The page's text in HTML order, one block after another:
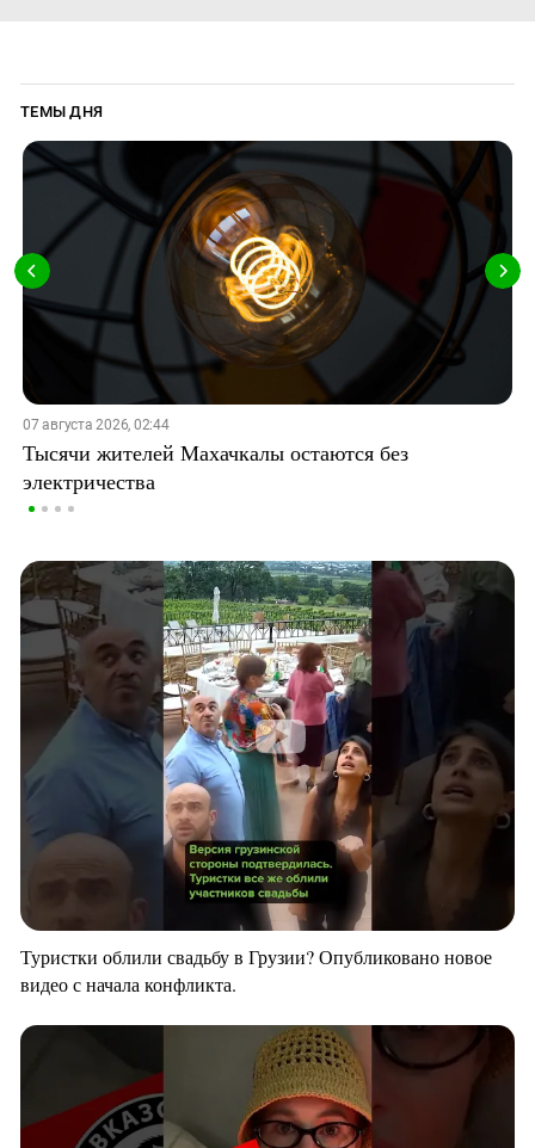
ТЕМЫ ДНЯ
07 августа 2026, 02:44
Тысячи жителей Махачкалы остаются без
электричества
Туристки облили свадьбу в Грузии? Опубликовано новое
видео с начала конфликта.